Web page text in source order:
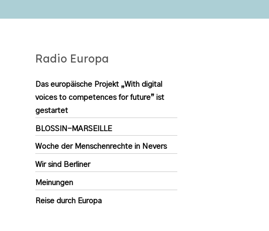
Radio Europa
Das europäische Projekt „With digital
voices to competences for future” ist
gestartet
BLOSSIN-MARSEILLE
Woche der Menschenrechte in Nevers
Wir sind Berliner
Meinungen
Reise durch Europa